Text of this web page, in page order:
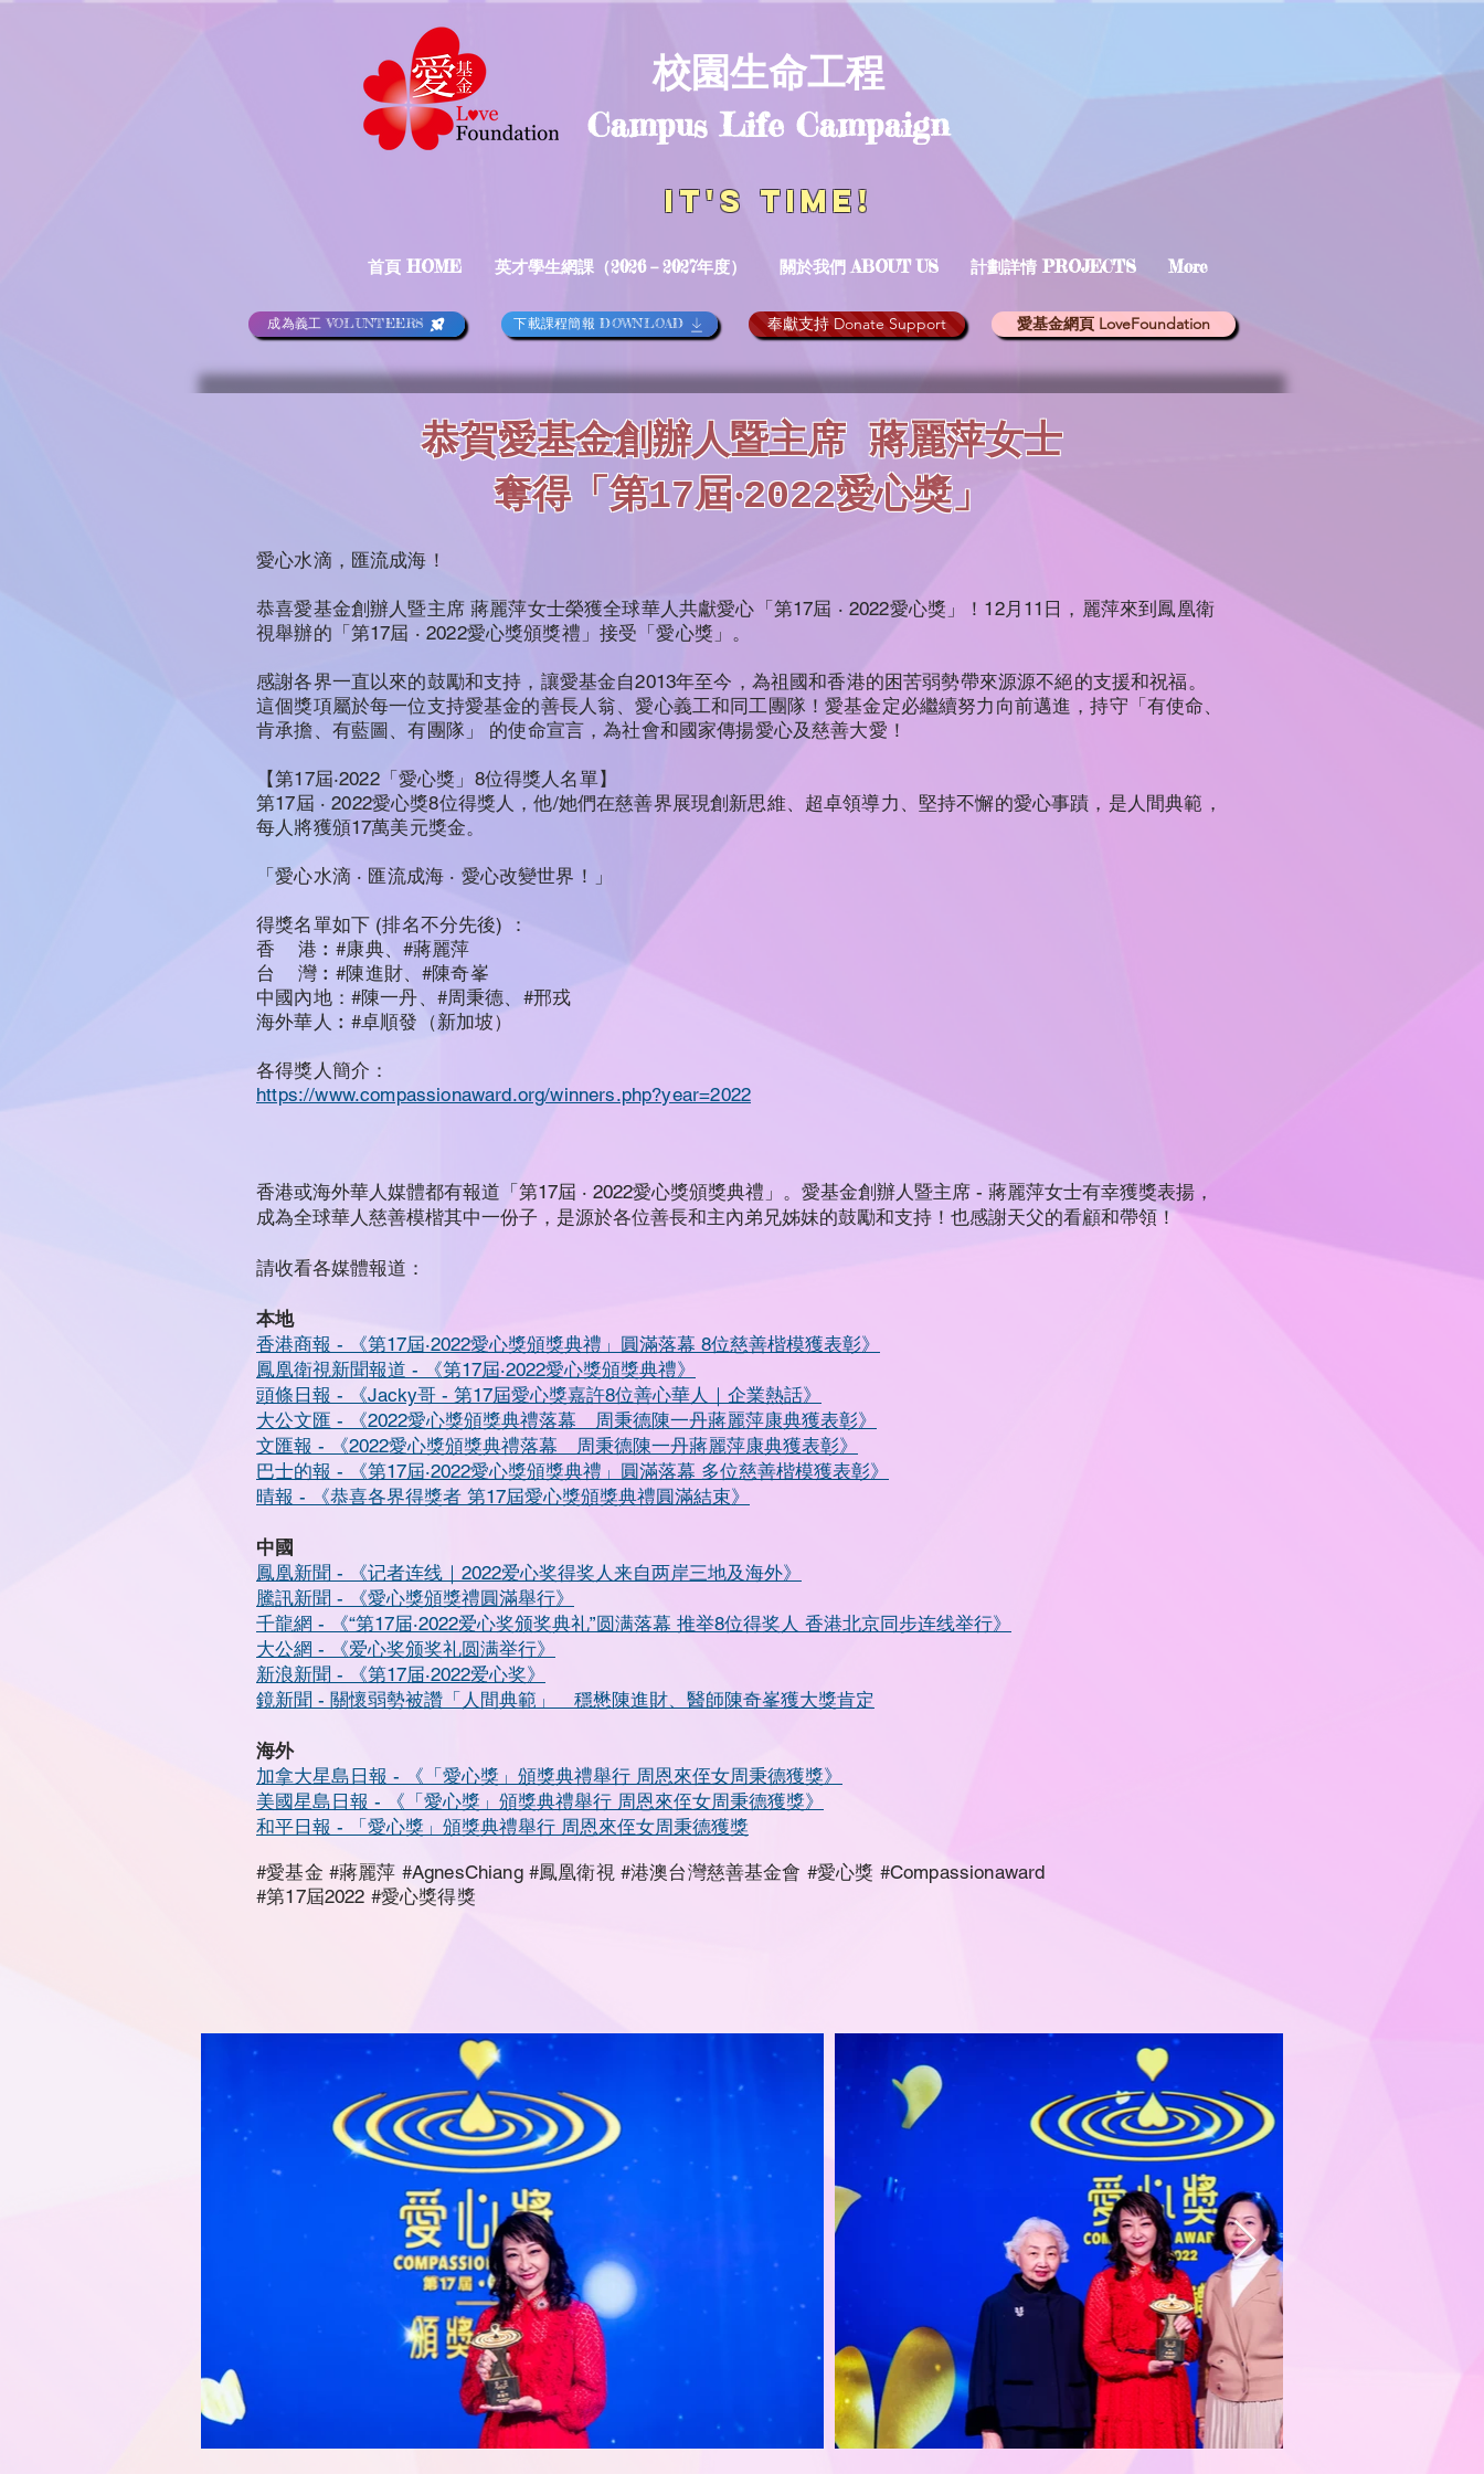
校園生命工程
Campus Life Campaign
It's TIME!
首頁 HOME 英才學生網課（2026－2027年度） 關於我們 ABOUT US 計劃詳情 PROJECTS More
成為義工 VOLUNTEERS 下載課程簡報 DOWNLOAD 奉獻支持 Donate Support 愛基金網頁 LoveFoundation
恭賀愛基金創辦人暨主席 蔣麗萍女士
奪得「第17屆‧2022愛心獎」
愛心水滴，匯流成海！
恭喜愛基金創辦人暨主席 蔣麗萍女士榮獲全球華人共獻愛心「第17屆 ‧ 2022愛心獎」！12月11日，麗萍來到鳳凰衛
視舉辦的「第17屆 ‧ 2022愛心獎頒獎禮」接受「愛心獎」。
感謝各界一直以來的鼓勵和支持，讓愛基金自2013年至今，為祖國和香港的困苦弱勢帶來源源不絕的支援和祝福。
這個獎項屬於每一位支持愛基金的善長人翁、愛心義工和同工團隊！愛基金定必繼續努力向前邁進，持守「有使命、
肯承擔、有藍圖、有團隊」 的使命宣言，為社會和國家傳揚愛心及慈善大愛！
【第17屆·2022「愛心獎」8位得獎人名單】
第17屆 ‧ 2022愛心獎8位得獎人，他/她們在慈善界展現創新思維、超卓領導力、堅持不懈的愛心事蹟，是人間典範，
每人將獲頒17萬美元獎金。
「愛心水滴 ‧ 匯流成海 ‧ 愛心改變世界！」
得獎名單如下 (排名不分先後) ：
香 港︰#康典、#蔣麗萍
台 灣︰#陳進財、#陳奇峯
中國內地：#陳一丹、#周秉德、#邢戎
海外華人︰#卓順發（新加坡）
各得獎人簡介：
https://www.compassionaward.org/winners.php?year=2022
香港或海外華人媒體都有報道「第17屆 ‧ 2022愛心獎頒獎典禮」。愛基金創辦人暨主席 - 蔣麗萍女士有幸獲獎表揚，
成為全球華人慈善模楷其中一份子，是源於各位善長和主內弟兄姊妹的鼓勵和支持！也感謝天父的看顧和帶領！
請收看各媒體報道：
本地
香港商報 - 《第17屆‧2022愛心獎頒獎典禮」圓滿落幕 8位慈善楷模獲表彰》
鳳凰衛視新聞報道 - 《第17屆‧2022愛心獎頒獎典禮》
頭條日報 - 《Jacky哥 - 第17屆愛心獎嘉許8位善心華人｜企業熱話》
大公文匯 - 《2022愛心獎頒獎典禮落幕 周秉德陳一丹蔣麗萍康典獲表彰》
文匯報 - 《2022愛心獎頒獎典禮落幕 周秉德陳一丹蔣麗萍康典獲表彰》
巴士的報 - 《第17屆‧2022愛心獎頒獎典禮」圓滿落幕 多位慈善楷模獲表彰》
晴報 - 《恭喜各界得獎者 第17屆愛心獎頒獎典禮圓滿結束》
中國
鳳凰新聞 - 《记者连线｜2022爱心奖得奖人来自两岸三地及海外》
騰訊新聞 - 《愛心獎頒獎禮圓滿舉行》
千龍網 - 《“第17届‧2022爱心奖颁奖典礼”圆满落幕 推举8位得奖人 香港北京同步连线举行》
大公網 - 《爱心奖颁奖礼圆满举行》
新浪新聞 - 《第17届‧2022爱心奖》
鏡新聞 - 關懷弱勢被讚「人間典範」 穩懋陳進財、醫師陳奇峯獲大獎肯定
海外
加拿大星島日報 - 《「愛心獎」頒獎典禮舉行 周恩來侄女周秉德獲獎》
美國星島日報 - 《「愛心獎」頒獎典禮舉行 周恩來侄女周秉德獲獎》
和平日報 - 「愛心獎」頒獎典禮舉行 周恩來侄女周秉德獲獎
#愛基金 #蔣麗萍 #AgnesChiang #鳳凰衛視 #港澳台灣慈善基金會 #愛心獎 #Compassionaward
#第17屆2022 #愛心獎得獎